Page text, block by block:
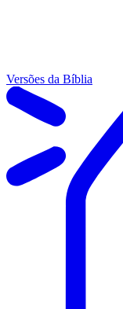
Versões da Bíblia